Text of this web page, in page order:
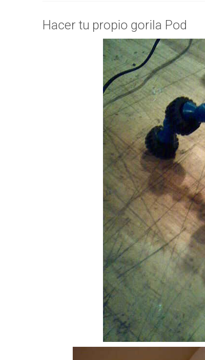
Hacer tu propio gorila Pod